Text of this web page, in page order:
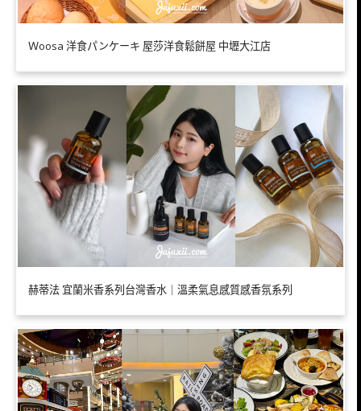
Ｗoosa 洋食パンケーキ 屋莎洋食鬆餅屋 中壢大江店
赫蒂法 宜蘭米香系列台灣香水｜溫柔氣息感質感香氛系列